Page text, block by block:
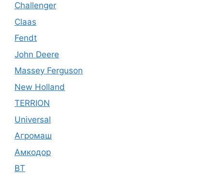
Challenger
Claas
Fendt
John Deere
Massey Ferguson
New Holland
TERRION
Universal
Агромаш
Амкодор
ВТ